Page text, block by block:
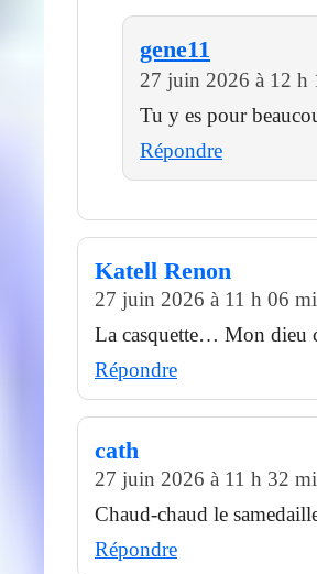
gene11
27 juin 2026 à 12 h
Tu y es pour
Répondre
Katell Renon
27 juin 2026 à 11 h 06
La casquette… Mon dieu
Répondre
cath
27 juin 2026 à 11 h 32
Chaud-chaud le
Répondre